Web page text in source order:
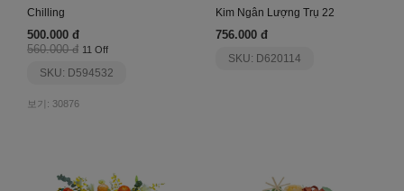
Chilling
500.000 đ
560.000 đ 11 Off
SKU: D594532
보기: 30876
Kim Ngân Lượng Trụ 22
756.000 đ
SKU: D620114